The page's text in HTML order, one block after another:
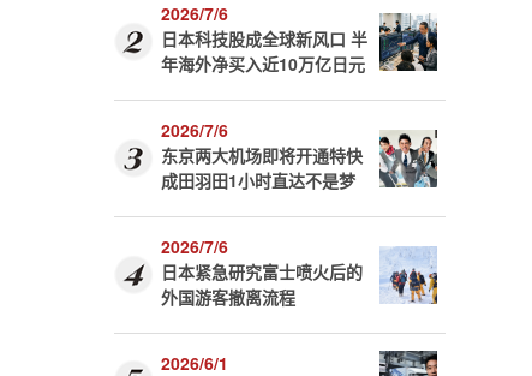
2026/7/6
日本科技股成全球新风口 半
年海外净买入近10万亿日元
2026/7/6
东京两大机场即将开通特快
成田羽田1小时直达不是梦
2026/7/6
日本紧急研究富士喷火后的
外国游客撤离流程
2026/6/1